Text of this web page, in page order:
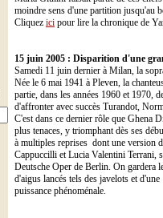
moindre sens d'une partition jusqu'au
Cliquez ici pour lire la chronique de
15 juin 2005 : Disparition d'une
Samedi 11 juin dernier à Milan, la
Née le 6 mai 1941 à Pleven, la
partie, dans les années 1960 et 1970,
d'affronter avec succès Turandot,
C'est dans ce dernier rôle que Ghena
plus tenaces, y triomphant dès ses
à multiples reprises ­ dont une version
Cappuccilli et Lucia Valentini Terrani,
Deutsche Oper de Berlin. On gardera
d'aigus lancés tels des javelots et d'une
puissance phénoménale.